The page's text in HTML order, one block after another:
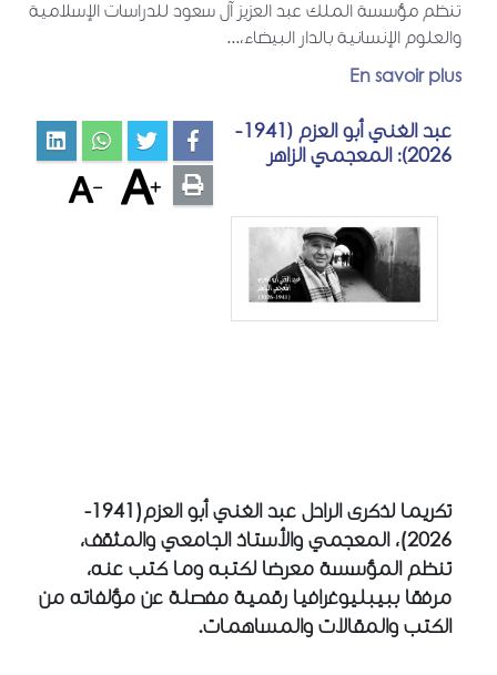
تنظم مؤسسة الملك عبد العزيز آل سعود للدراسات الإسلامية
والعلوم الإنسانية بالدار البيضاء،...
En savoir plus
عبد الغني أبو العزم (1941-
2026): المعجمي الزاهر
تكريما لذكرى الراحل عبد الغني أبو العزم(1941-
2026)، المعجمي والأستاذ الجامعي والمثقف،
تنظم المؤسسة معرضا لكتبه وما كتب عنه،
مرفقا ببيبليوغرافيا رقمية مفصلة عن مؤلفاته من
الكتب والمقالات والمساهمات.